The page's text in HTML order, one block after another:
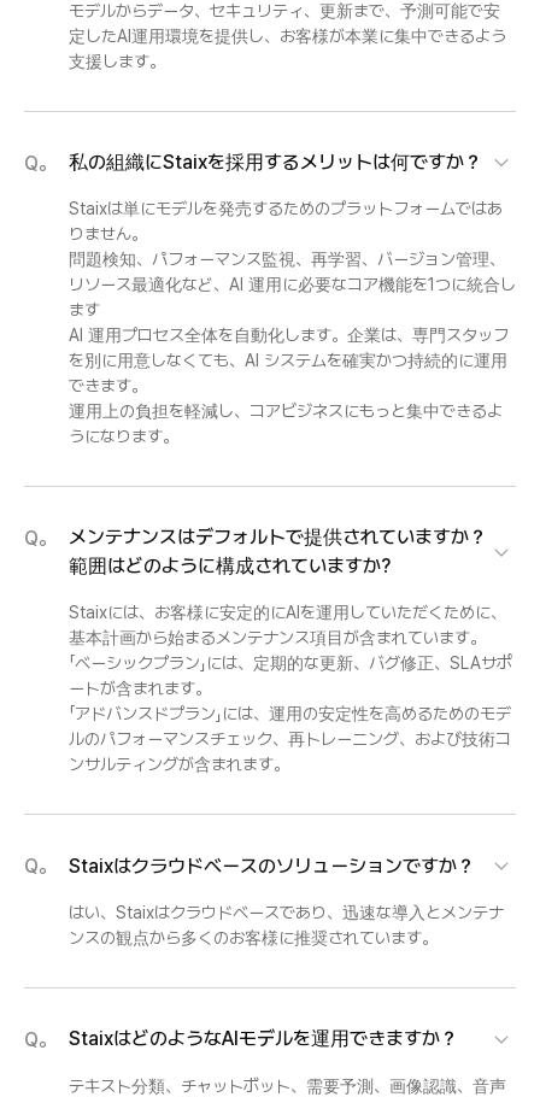
モデルからデータ、セキュリティ、更新まで、予測可能で安
定したAI運用環境を提供し、お客様が本業に集中できるよう
支援します。
Q。 私の組織にStaixを採用するメリットは何ですか？
Staixは単にモデルを発売するためのプラットフォームではあ
りません。
問題検知、パフォーマンス監視、再学習、バージョン管理、
リソース最適化など、AI 運用に必要なコア機能を1つに統合し
ます
AI 運用プロセス全体を自動化します。企業は、専門スタッフ
を別に用意しなくても、AI システムを確実かつ持続的に運用
できます。
運用上の負担を軽減し、コアビジネスにもっと集中できるよ
うになります。
Q。
メンテナンスはデフォルトで提供されていますか？
範囲はどのように構成されていますか?
Staixには、お客様に安定的にAIを運用していただくために、
基本計画から始まるメンテナンス項目が含まれています。
「ベーシックプラン」には、定期的な更新、バグ修正、SLAサポ
ートが含まれます。
「アドバンスドプラン」には、運用の安定性を高めるためのモデ
ルのパフォーマンスチェック、再トレーニング、および技術コ
ンサルティングが含まれます。
Q。 Staixはクラウドベースのソリューションですか？
はい、Staixはクラウドベースであり、迅速な導入とメンテナ
ンスの観点から多くのお客様に推奨されています。
Q。 StaixはどのようなAIモデルを運用できますか？
テキスト分類、チャットボット、需要予測、画像認識、音声